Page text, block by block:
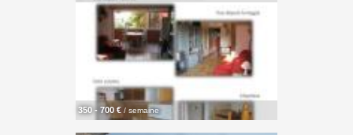
350 - 700 € / semaine